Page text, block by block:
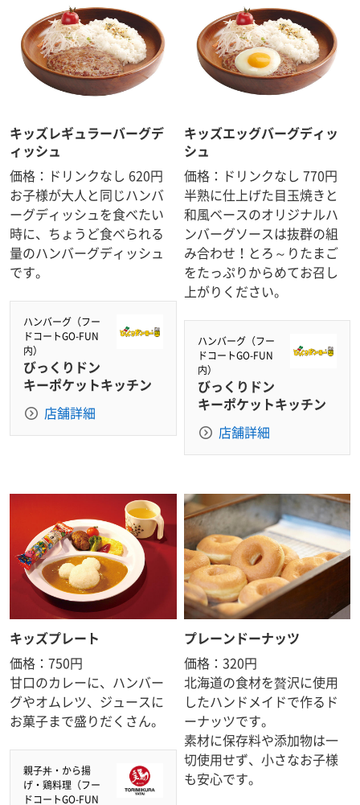
キッズレギュラーバーグデ
ィッシュ
価格：ドリンクなし 620円
お子様が大人と同じハンバ
ーグディッシュを食べたい
時に、ちょうど食べられる
量のハンバーグディッシュ
です。
ハンバーグ（フー
ドコートGO-FUN
内）
びっくりドン
キーポケットキッチン
店舗詳細
キッズエッグバーグディッ
シュ
価格：ドリンクなし 770円
半熟に仕上げた目玉焼きと
和風ベースのオリジナルハ
ンバーグソースは抜群の組
み合わせ！とろ～りたまご
をたっぷりからめてお召し
上がりください。
ハンバーグ（フー
ドコートGO-FUN
内）
びっくりドン
キーポケットキッチン
店舗詳細
キッズプレート
価格：750円
甘口のカレーに、ハンバー
グやオムレツ、ジュースに
お菓子まで盛りだくさん。
親子丼・から揚
げ・鶏料理（フー
ドコートGO-FUN
プレーンドーナッツ
価格：320円
北海道の食材を贅沢に使用
したハンドメイドで作るド
ーナッツです。
素材に保存料や添加物は一
切使用せず、小さなお子様
も安心です。